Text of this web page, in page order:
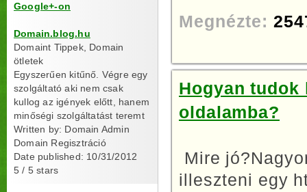
Google+-on
Domain.blog.hu
Domaint Tippek, Domain
ötletek
Egyszerűen kitűnő. Végre egy
szolgáltató aki nem csak
kullog az igények előtt, hanem
minőségi szolgáltatást teremt
Written by: Domain Admin
Domain Regisztráció
Date published: 10/31/2012
5 / 5 stars
Megnézte:
Hogyan
oldalamba?
Mire
illeszteni egy